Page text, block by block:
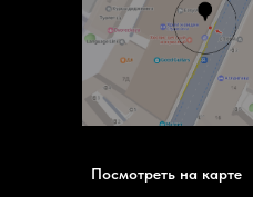
Посмотреть на карте